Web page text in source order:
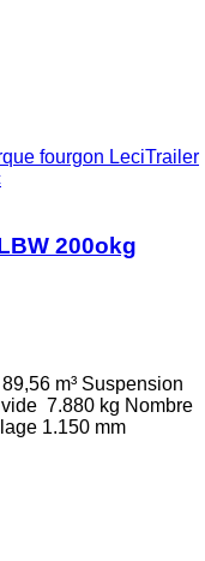
fourgon LeciTrailer
200okg
89,56 m³ Suspension
7.880 kg Nombre
1.150 mm